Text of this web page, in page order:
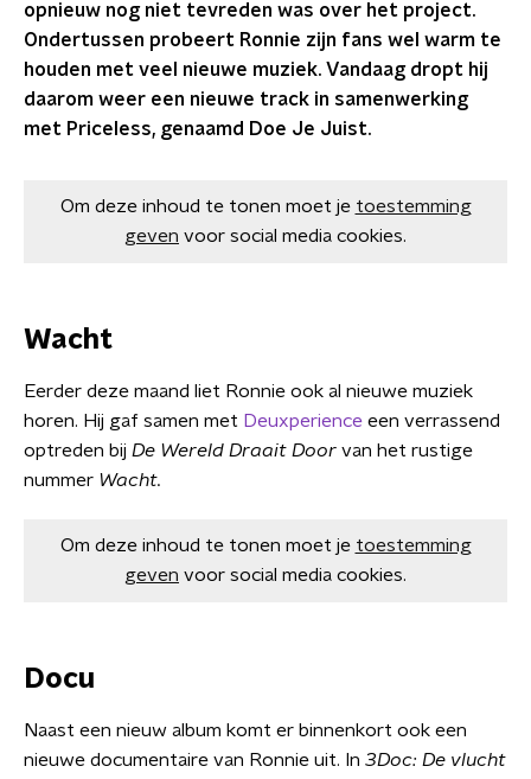
opnieuw nog niet tevreden was over het project.
Ondertussen probeert Ronnie zijn fans wel warm te
houden met veel nieuwe muziek. Vandaag dropt hij
daarom weer een nieuwe track in samenwerking
met Priceless, genaamd Doe Je Juist.
Om deze inhoud te tonen moet je toestemming
geven voor social media cookies.
Wacht
Eerder deze maand liet Ronnie ook al nieuwe muziek
horen. Hij gaf samen met Deuxperience een verrassend
optreden bij De Wereld Draait Door van het rustige
nummer Wacht.
Om deze inhoud te tonen moet je toestemming
geven voor social media cookies.
Docu
Naast een nieuw album komt er binnenkort ook een
nieuwe documentaire van Ronnie uit. In 3Doc: De vlucht